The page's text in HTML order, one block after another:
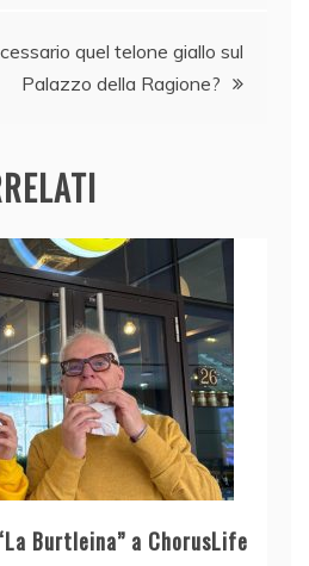
quel telone giallo sul
Palazzo della Ragione?
Burtleina” a ChorusLife